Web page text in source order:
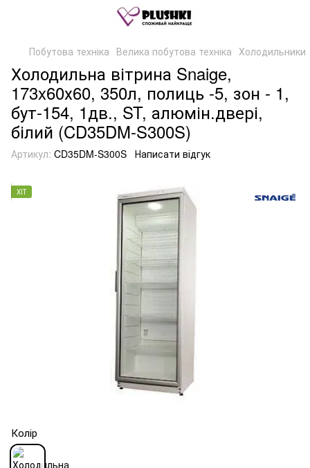
Побутова техніка Велика побутова техніка Холодильники
Холодильна вітрина Snaige,
173x60х60, 350л, полиць -5, зон - 1,
бут-154, 1дв., ST, алюмін.двері,
білий (CD35DM-S300S)
Артикул: CD35DM-S300S Написати відгук
ХІТ
Колір